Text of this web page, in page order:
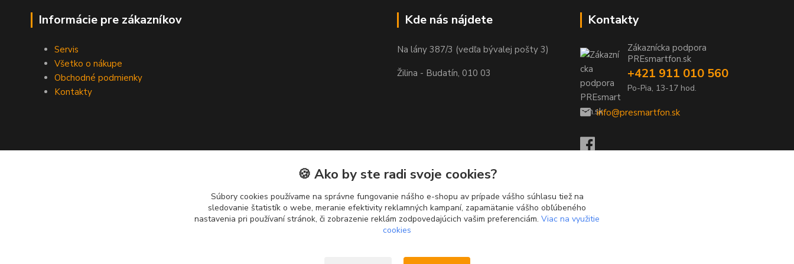
Informácie pre zákazníkov
Servis
Všetko o nákupe
Obchodné podmienky
Kontakty
Kde nás nájdete
Na lány 387/3 (vedľa bývalej pošty 3)
Žilina - Budatín, 010 03
Kontakty
Zákaznícka podpora
PREsmartfon.sk
+421 911 010 560
Po-Pia, 13-17 hod.
info@presmartfon.sk
🍪 Ako by ste radi svoje cookies?
Súbory cookies používame na správne fungovanie nášho e-shopu av prípade vášho súhlasu tiež na
sledovanie štatistík o webe, meranie efektivity reklamných kampaní, zapamätanie vášho obľúbeného
nastavenia pri používaní stránok, či zobrazenie reklám zodpovedajúcich vašim preferenciám. Viac na využitie
cookies